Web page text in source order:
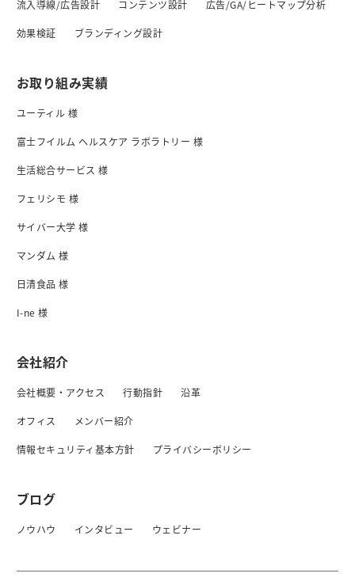
流入導線/広告設計 コンテンツ設計 広告/GA/ヒートマップ分析
効果検証 ブランディング設計
お取り組み実績
ユーティル 様
富士フイルム ヘルスケア ラボラトリー 様
生活総合サービス 様
フェリシモ 様
サイバー大学 様
マンダム 様
日清食品 様
I-ne 様
会社紹介
会社概要・アクセス 行動指針 沿革
オフィス メンバー紹介
情報セキュリティ基本方針 プライバシーボリシー
ブログ
ノウハウ インタビュー ウェビナー